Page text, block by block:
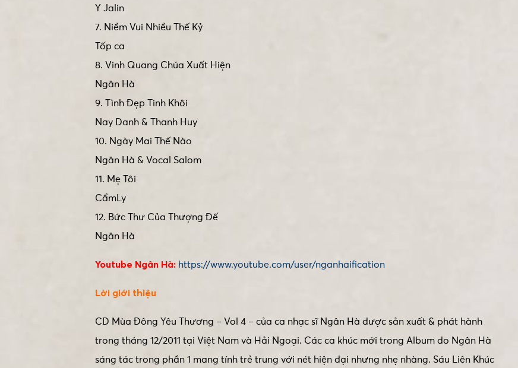
Y Jalin
7. Niềm Vui Nhiều Thế Kỷ
Tốp ca
8. Vinh Quang Chúa Xuất Hiện
Ngân Hà
9. Tình Đẹp Tinh Khôi
Nay Danh & Thanh Huy
10. Ngày Mai Thế Nào
Ngân Hà & Vocal Salom
11. Mẹ Tôi
CẩmLy
12. Bức Thư Của Thượng Đế
Ngân Hà
Youtube Ngân Hà: https://www.youtube.com/user/nganhaification
Lời giới thiệu
CD Mùa Đông Yêu Thương – Vol 4 – của ca nhạc sĩ Ngân Hà được sản xuất & phát hành
trong tháng 12/2011 tại Việt Nam và Hải Ngoại. Các ca khúc mới trong Album do Ngân Hà
sáng tác trong phần 1 mang tính trẻ trung với nét hiện đại nhưng nhẹ nhàng. Sáu Liên Khúc